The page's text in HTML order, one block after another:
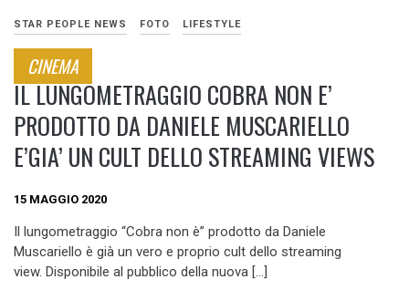
STAR PEOPLE NEWS FOTO LIFESTYLE
CINEMA
IL LUNGOMETRAGGIO COBRA NON E’
PRODOTTO DA DANIELE MUSCARIELLO
E’GIA’ UN CULT DELLO STREAMING VIEWS
15 MAGGIO 2020
Il lungometraggio “Cobra non è” prodotto da Daniele
Muscariello è già un vero e proprio cult dello streaming
view. Disponibile al pubblico della nuova […]